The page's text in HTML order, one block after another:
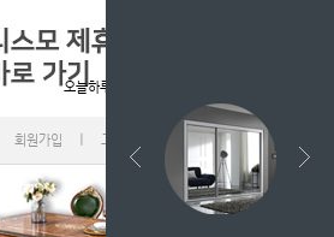
오늘하루 열지않음
회원가입 고객센터 ㅣ 마이페이지